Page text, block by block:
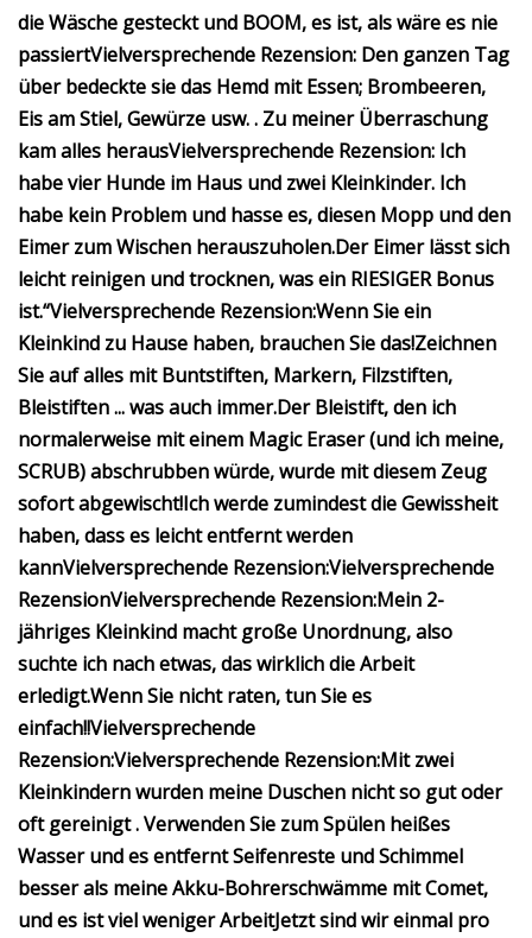
die Wäsche gesteckt und BOOM, es ist, als wäre es nie
passiertVielversprechende Rezension: Den ganzen Tag
über bedeckte sie das Hemd mit Essen; Brombeeren,
Eis am Stiel, Gewürze usw.. Zu meiner Überraschung
kam alles herausVielversprechende Rezension: Ich
habe vier Hunde im Haus und zwei Kleinkinder. Ich
habe kein Problem und hasse es, diesen Mopp und den
Eimer zum Wischen herauszuholen.Der Eimer lässt sich
leicht reinigen und trocknen, was ein RIESIGER Bonus
ist.“Vielversprechende Rezension:Wenn Sie ein
Kleinkind zu Hause haben, brauchen Sie das!Zeichnen
Sie auf alles mit Buntstiften, Markern, Filzstiften,
Bleistiften ... was auch immer.Der Bleistift, den ich
normalerweise mit einem Magic Eraser (und ich meine,
SCRUB) abschrubben würde, wurde mit diesem Zeug
sofort abgewischt!Ich werde zumindest die Gewissheit
haben, dass es leicht entfernt werden
kannVielversprechende Rezension:Vielversprechende
RezensionVielversprechende Rezension:Mein 2-
jähriges Kleinkind macht große Unordnung, also
suchte ich nach etwas, das wirklich die Arbeit
erledigt.Wenn Sie nicht raten, tun Sie es
einfach!!Vielversprechende
Rezension:Vielversprechende Rezension:Mit zwei
Kleinkindern wurden meine Duschen nicht so gut oder
oft gereinigt. Verwenden Sie zum Spülen heißes
Wasser und es entfernt Seifenreste und Schimmel
besser als meine Akku-Bohrerschwämme mit Comet,
und es ist viel weniger ArbeitJetzt sind wir einmal pro